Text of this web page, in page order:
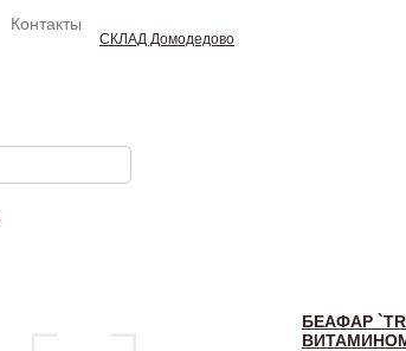
Контакты
СКЛАД Домодедово
БЕАФАР